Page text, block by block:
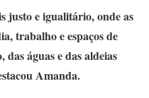
justo e igualitário, onde as
trabalho e espaços de
águas e das aldeias
Amanda.